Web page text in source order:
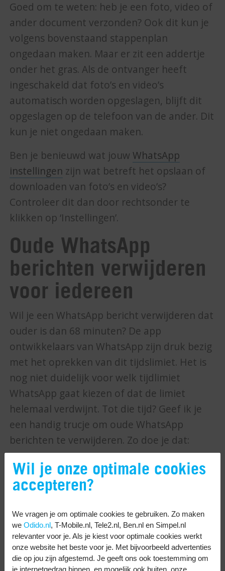
Goed om te weten: heb je een foto, video of
ander document verzonden? Ook dit kun je
volgens bovenstaand stappenplan
ongedaan maken. Maar er zit een addertje
onder het gras. Als de ontvanger heeft
ingeschakeld dat foto’s en video’s
automatisch worden opgeslagen, blijft dit
opgeslagen op de telefoon van de ander. Dit
kun je niet ongedaan maken.
Ben je benieuwd wat jouw WhatsApp
instellingen zijn wat betreft het opslaan of
downloaden van foto’s en video’s?
Controleer dit dan door rechtsonder te
klikken op ‘Instellingen’.
Oude WhatsApp
berichten verwijderen
voor iedereen
Wil je een WhatsApp bericht verwijderen dat
ouder is dan 68 minuten? De app
ontwikkelaars van WhatsApp zijn druk bezig
met het oprekken van dit tijdslimiet. Het is
nog niet duidelijk voor welk tijdlimiet
WhatsApp gaat kiezen of dat de limiet
helemaal verdwijnt. Tot die tijd? Geef ik je
een handig trucje om oude WhatsApp
berichten te verwijderen. Zo doe je dat:
Controleer de tijd en datum van het
bericht dat je wilt verwijderen.
Sluit de Whatsapp app helemaal af.
Activeer ‘Vliegtuigmodus’.
Ga naar de instellingen van je telefoon.
Wijzig de tijd en datum naar een
moment vóór je het bericht hebt
Wil je onze optimale cookies
accepteren?
We vragen je om optimale cookies te gebruiken. Zo maken
we Odido.nl, T-Mobile.nl, Tele2.nl, Ben.nl en Simpel.nl
relevanter voor je. Als je kiest voor optimale cookies werkt
onze website het beste voor je. Met bijvoorbeeld advertenties
die op jou zijn afgestemd. Je geeft ons ook toestemming om
je internetgedrag binnen, en mogelijk ook buiten, onze